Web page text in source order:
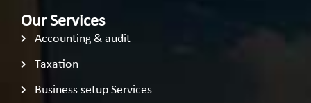
Our Services
Accounting & audit
Taxation
Business setup Services